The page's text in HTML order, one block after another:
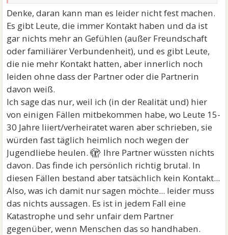
Denke, daran kann man es leider nicht fest machen.
Es gibt Leute, die immer Kontakt haben und da ist
gar nichts mehr an Gefühlen (außer Freundschaft
oder familiärer Verbundenheit), und es gibt Leute,
die nie mehr Kontakt hatten, aber innerlich noch
leiden ohne dass der Partner oder die Partnerin
davon weiß.
Ich sage das nur, weil ich (in der Realität und) hier
von einigen Fällen mitbekommen habe, wo Leute 15-
30 Jahre liiert/verheiratet waren aber schrieben, sie
würden fast täglich heimlich noch wegen der
Jugendliebe heulen.🫣 Ihre Partner wüssten nichts
davon. Das finde ich persönlich richtig brutal. In
diesen Fällen bestand aber tatsächlich kein Kontakt...
Also, was ich damit nur sagen möchte... leider muss
das nichts aussagen. Es ist in jedem Fall eine
Katastrophe und sehr unfair dem Partner
gegenüber, wenn Menschen das so handhaben.